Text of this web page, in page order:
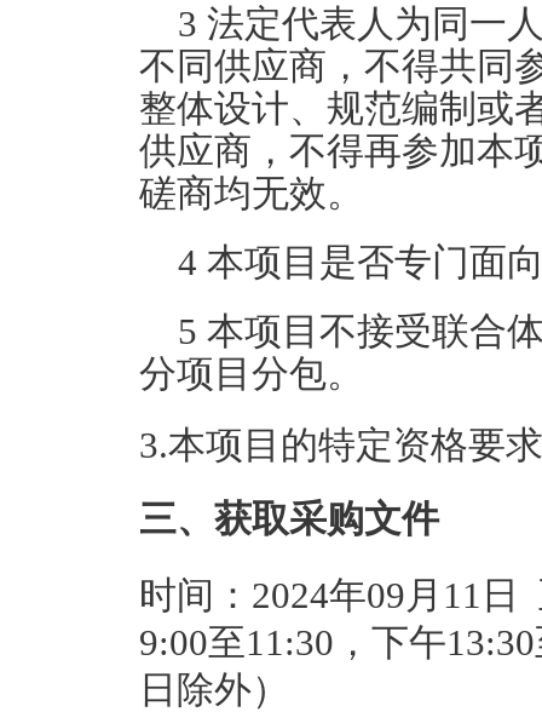
3 法定代表人为同一
不同供应商，不得共同
整体设计、规范编制或
供应商，不得再参加本
磋商均无效。
4 本项目是否专门面
5 本项目不接受联合
分项目分包。
3.本项目的特定资格要
三、获取采购文件
时间：2024年09月11
9:00至11:30，下午
日除外）